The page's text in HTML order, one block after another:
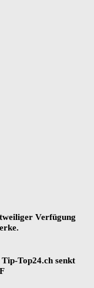
Verfügung
Top24.ch senkt